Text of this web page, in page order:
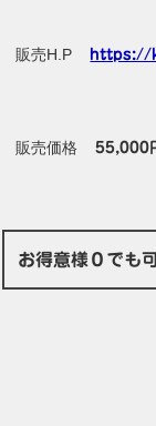
販売H.P https://
販売価格55,000
お得意様０でも